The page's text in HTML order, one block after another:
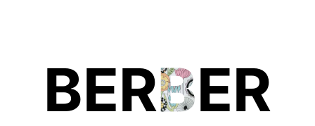
BERBER